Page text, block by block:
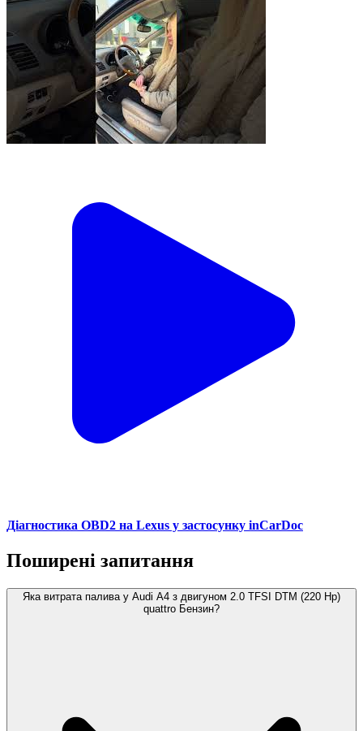
Діагностика OBD2 на Lexus у застосунку inCarDoc
Поширені запитання
Яка витрата палива у Audi A4 з двигуном 2.0 TFSI DTM (220 Hp)
quattro Бензин?